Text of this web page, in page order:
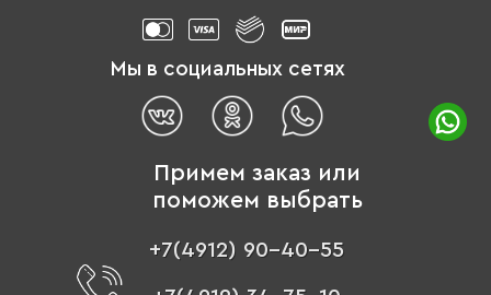
Мы в социальных сетях
Примем заказ или
поможем выбрать
+7(4912) 90-40-55